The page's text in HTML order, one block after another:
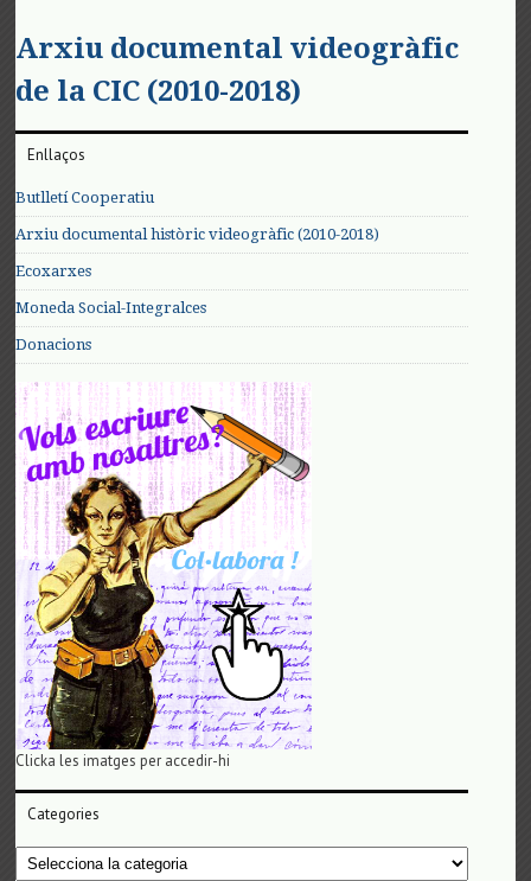
Arxiu documental videogràfic
de la CIC (2010-2018)
Enllaços
Butlletí Cooperatiu
Arxiu documental històric videogràfic (2010-2018)
Ecoxarxes
Moneda Social-Integralces
Donacions
Clicka les imatges per accedir-hi
Categories
Categories